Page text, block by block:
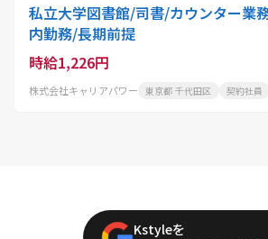
私立大学図書館/司書/カウンター業
内勤務/長期前提
時給1,226円
株式会社キャリアパワー 東京都 千代田区 契約社員
Kstyleを